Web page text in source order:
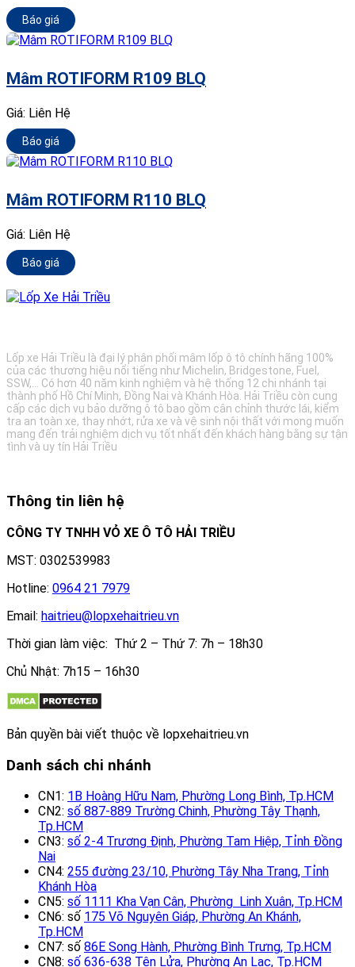
Báo giá
Mâm ROTIFORM R109 BLQ
Giá: Liên Hệ
Báo giá
Mâm ROTIFORM R110 BLQ
Giá: Liên Hệ
Báo giá
Lốp xe Hải Triều là đại lý phân phối mâm lốp ô tô chính hãng 100%
của các thương hiệu nổi tiếng như Michelin, Bridgestone, Fuel,
SSW,... Có hơn 40 năm kinh nghiệm và hệ thống 12 chi nhánh tại
thành phố Hồ Chí Minh, Đồng Nai và Khánh Hòa. Hải Triều còn cung
cấp các dịch vụ bảo dưỡng ô tô bao gồm cân chỉnh thước lái, kiểm
tra an toàn xe, thay nhớt, rửa xe và vệ sinh nội thất với mong muốn
mang đến trải nghiệm dịch vụ tốt nhất đến khách hàng bằng sự tận
tình và uy tín Hải Triều
Thông tin liên hệ
CÔNG TY TNHH VỎ XE Ô TÔ HẢI TRIỀU
MST: 0302539983
Hotline: 0964 21 7979
Email: haitrieu@lopxehaitrieu.vn
Thời gian làm việc: Thứ 2 – Thứ 7: 7h – 18h30
Chủ Nhật: 7h15 – 16h30
Bản quyền bài viết thuộc về lopxehaitrieu.vn
Danh sách chi nhánh
CN1: 1B Hoàng Hữu Nam, Phường Long Bình, Tp.HCM
CN2: số 887-889 Trường Chinh, Phường Tây Thạnh,
Tp.HCM
CN3: số 2-4 Trương Định, Phường Tam Hiệp, Tỉnh Đồng
Nai
CN4: 255 đường 23/10, Phường Tây Nha Trang, Tỉnh
Khánh Hòa
CN5: số 1111 Kha Vạn Cân, Phường Linh Xuân, Tp.HCM
CN6: số 175 Võ Nguyên Giáp, Phường An Khánh,
Tp.HCM
CN7: số 86E Song Hành, Phường Bình Trưng, Tp.HCM
CN8: số 636-638 Tên Lửa, Phường An Lạc, Tp.HCM